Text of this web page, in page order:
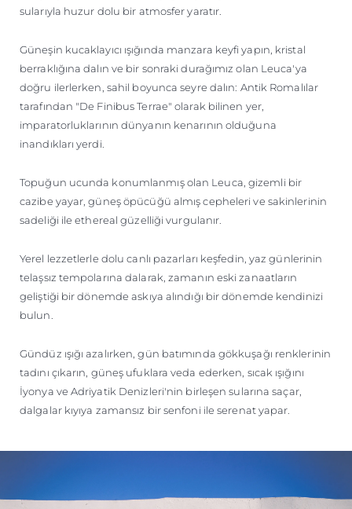
sularıyla huzur dolu bir atmosfer yaratır.
Güneşin kucaklayıcı ışığında manzara keyfi yapın, kristal
berraklığına dalın ve bir sonraki durağımız olan Leuca'ya
doğru ilerlerken, sahil boyunca seyre dalın: Antik Romalılar
tarafından "De Finibus Terrae" olarak bilinen yer,
imparatorluklarının dünyanın kenarının olduğuna
inandıkları yerdi.
Topuğun ucunda konumlanmış olan Leuca, gizemli bir
cazibe yayar, güneş öpücüğü almış cepheleri ve sakinlerinin
sadeliği ile ethereal güzelliği vurgulanır.
Yerel lezzetlerle dolu canlı pazarları keşfedin, yaz günlerinin
telaşsız tempolarına dalarak, zamanın eski zanaatların
geliştiği bir dönemde askıya alındığı bir dönemde kendinizi
bulun.
Gündüz ışığı azalırken, gün batımında gökkuşağı renklerinin
tadını çıkarın, güneş ufuklara veda ederken, sıcak ışığını
İyonya ve Adriyatik Denizleri'nin birleşen sularına saçar,
dalgalar kıyıya zamansız bir senfoni ile serenat yapar.